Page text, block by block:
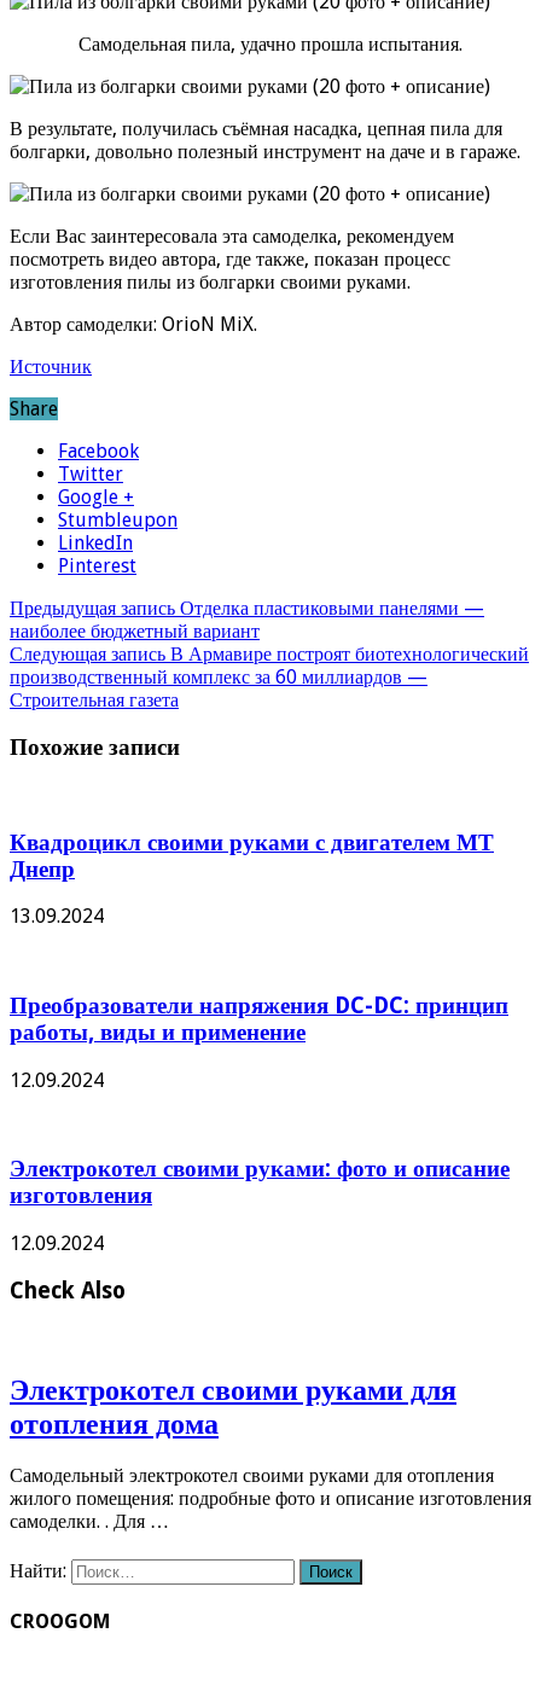
Самодельная пила, удачно прошла испытания.
В результате, получилась съёмная насадка, цепная пила для
болгарки, довольно полезный инструмент на даче и в гараже.
Если Вас заинтересовала эта самоделка, рекомендуем
посмотреть видео автора, где также, показан процесс
изготовления пилы из болгарки своими руками.
Автор самоделки: OrioN MiX.
Источник
Share
Facebook
Twitter
Google +
Stumbleupon
LinkedIn
Pinterest
Предыдущая запись Отделка пластиковыми панелями —
наиболее бюджетный вариант
Следующая запись В Армавире построят биотехнологический
производственный комплекс за 60 миллиардов —
Строительная газета
Похожие записи
Квадроцикл своими руками с двигателем МТ
Днепр
13.09.2024
Преобразователи напряжения DC-DC: принцип
работы, виды и применение
12.09.2024
Электрокотел своими руками: фото и описание
изготовления
12.09.2024
Check Also
Электрокотел своими руками для
отопления дома
Самодельный электрокотел своими руками для отопления
жилого помещения: подробные фото и описание изготовления
самоделки. . Для …
Найти:
CROOGOM